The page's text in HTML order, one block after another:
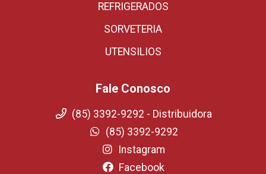
REFRIGERADOS
SORVETERIA
UTENSILIOS
Fale Conosco
(85) 3392-9292 - Distribuidora
(85) 3392-9292
Instagram
Facebook